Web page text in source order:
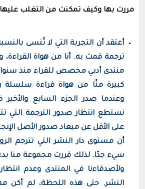
مررت بها وكيف تمكنت من التغلب عليها
أعتقد أن التجربة التي لا تُنسى
ترجمة قمت به. أنا من هواة
منتدى أدبي مخصص للقراء منذ
كبيرة منّا من هواة قراءة سلسلة
وعندما صدر الجزء السابع
نستطع انتظار صدور الترجمة التي
على الأقل عن ميعاد صدور الأصل
أن مستوى دار النشر التي تترجم
سيء جدًا. لذلك قررت مجموعة منا بدء
ولأصدقاءنا في المنتدى وعدم
النشر. حتى هذه اللحظة، لم أكن